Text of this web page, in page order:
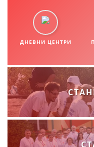
СТРУКТУРА И
ДНЕВНИ ЦЕНТРИ